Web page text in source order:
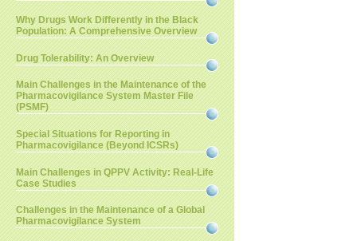
Why Drugs Work Differently in the Black
Population: A Comprehensive Overview
Drug Tolerability: An Overview
Main Challenges in the Maintenance of the
Pharmacovigilance System Master File
(PSMF)
Special Situations for Reporting in
Pharmacovigilance (Beyond ICSRs)
Main Challenges in QPPV Activity: Real-Life
Case Studies
Challenges in the Maintenance of a Global
Pharmacovigilance System